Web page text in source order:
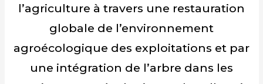
l’agriculture à travers une restauration
globale de l’environnement
agroécologique des exploitations et par
une intégration de l’arbre dans les